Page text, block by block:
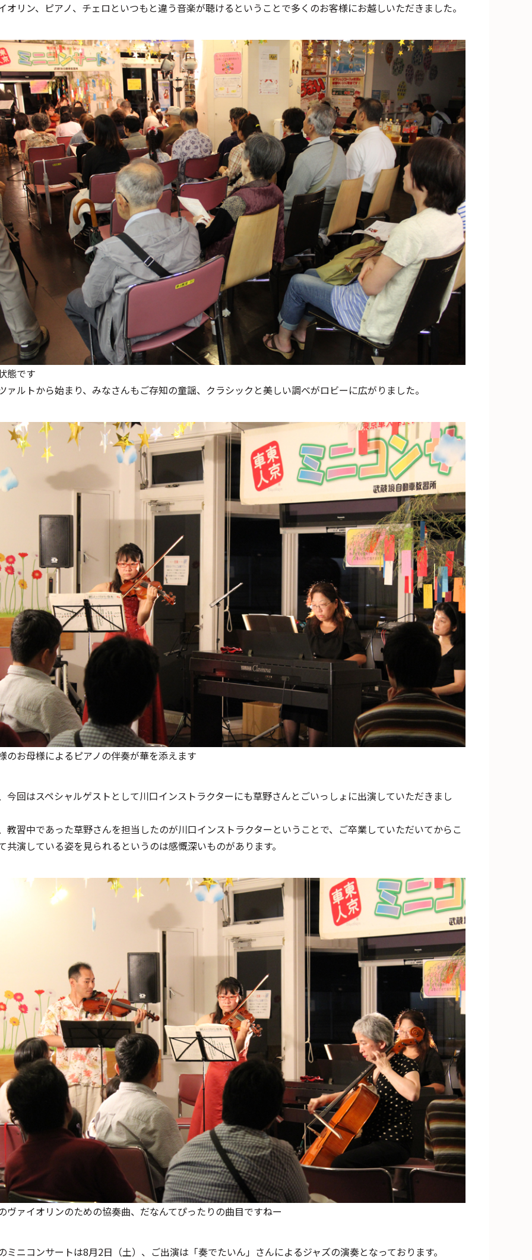
オリン、ピアノ、チェロといつもと違う音楽が聴けるということで多くのお客様にお越しいただきました。
態です
ァルトから始まり、みなさんもご存知の童謡、クラシックと美しい調べがロビーに広がりました。
のお母様によるピアノの伴奏が華を添えます
今回はスペシャルゲストとして川口インストラクターにも草野さんとごいっしょに出演していただきまし
教習中であった草野さんを担当したのが川口インストラクターということで、ご卒業していただいてからこ
共演している姿を見られるというのは感慨深いものがあります。
ヴァイオリンのための協奏曲、だなんてぴったりの曲目ですねー
ミニコンサートは8月2日（土）、ご出演は「奏でたいん」さんによるジャズの演奏となっております。